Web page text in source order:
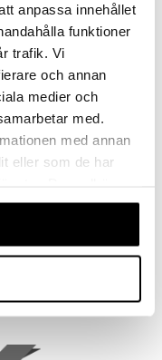
anpassa innehållet
funktioner
trafik. Vi
och annan
medier och
med.
med annan
eller som de har
av vår webbplats.
Mumin Samu Ryggsäck Primula Mblå
kr